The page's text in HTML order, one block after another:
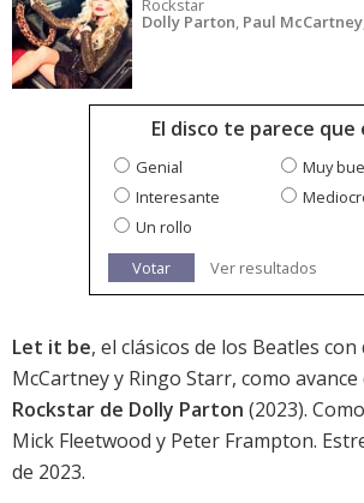
Rockstar
Dolly Parton, Paul McCartney
El disco te parece que
Genial
Muy
Interesante
Un rollo
Votar
Ver resultados
Let it be, el clásicos de los Beatles
McCartney y Ringo Starr, como
Rockstar de Dolly Parton (2023).
Mick Fleetwood y Peter Frampton.
de 2023.